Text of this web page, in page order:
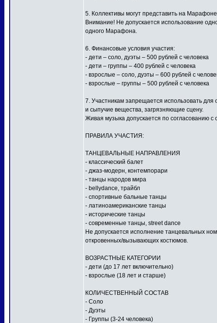
5. Коллективы могут представить на
Внимание! Не допускается использование
одного Марафона.
6. Финансовые условия участия:
- дети – соло, дуэты – 500 рублей с человека
- дети – группы – 400 рублей с человека
- взрослые – соло, дуэты – 600 рублей с
- взрослые – группы – 500 рублей с человека
7. Участникам запрещается использовать
и сыпучие вещества, загрязняющие сцену.
Живая музыка допускается по согласованию
ПРАВИЛА УЧАСТИЯ:
ТАНЦЕВАЛЬНЫЕ НАПРАВЛЕНИЯ
- классический балет
- джаз-модерн, контемпорари
- танцы народов мира
- bellydance, трайбл
- спортивные бальные танцы
- латиноамериканские танцы
- исторические танцы
- современные танцы, street dance
Не допускается исполнение танцевальных
откровенных/вызывающих костюмов.
ВОЗРАСТНЫЕ КАТЕГОРИИ
- дети (до 17 лет включительно)
- взрослые (18 лет и старше)
КОЛИЧЕСТВЕННЫЙ СОСТАВ
- Соло
- Дуэты
- Группы (3-24 человека)